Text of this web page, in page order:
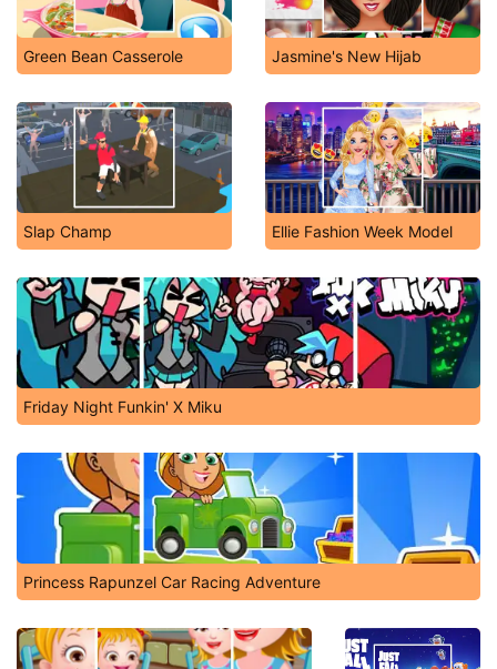
Green Bean Casserole Jasmine's New Hijab
Slap Champ Ellie Fashion Week Model
Friday Night Funkin' X Miku
Princess Rapunzel Car Racing Adventure